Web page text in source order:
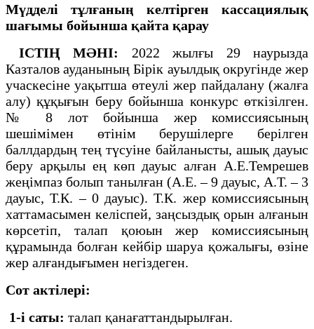
Мүдделі тұлғаның келтірген кассациялық
шағымы бойынша қайта қарау
ІСТІҢ МӘНІ: 2022 жылғы 29 наурызда
Казталов ауданының Бірік ауылдық округінде жер
учаскесіне уақытша өтеулі жер пайдалану (жалға
алу) құқығын беру бойынша конкурс өткізілген.
№ 8 лот бойынша жер комиссиясының
шешімімен өтінім берушілерге берілген
баллдардың тең түсуіне байланысты, ашық дауыс
беру арқылы ең көп дауыс алған А.Е.Темрешев
жеңімпаз болып танылған (А.Е. – 9 дауыс, А.Т. – 3
дауыс, Т.К. – 0 дауыс). Т.К. жер комиссиясының
хаттамасымен келіспей, заңсыздық орын алғанын
көрсетіп, талап қоюын жер комиссиясының
құрамында болған кейбір шаруа қожалығы, өзіне
жер алғандығымен негіздеген.
Сот актілері:
1-і саты: талап қанағаттандырылған.